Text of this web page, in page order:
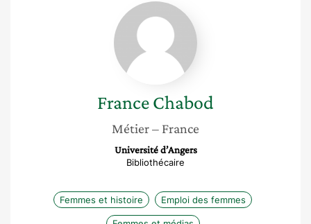
France
Chabod
FranceChabod
Métier– France
Université d’Angers
Bibliothécaire
Femmes et histoire Emploi des femmes